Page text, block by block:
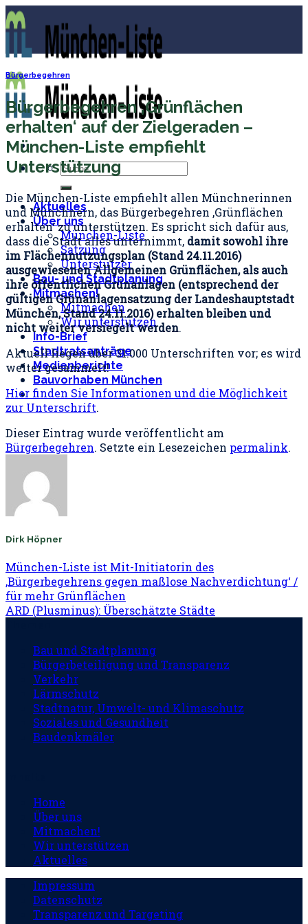
Skip
to
Aktuelles
Über uns
München-Liste
Satzung
Unterstützer
Bau- und Stadtplanung
Mitmachen!
Mitmachen
Wir unterstützen
Info-Brief
Stadtratsanträge
Medienberichte
Bauvorhaben München
Bürgerbegehren
Bürgerbegehren ‚Grünflächen
erhalten‘ auf der Zielgeraden –
München-Liste empfiehlt
Unterstützung
Die München-Liste empfiehlt allen Münchnerinnen
und Münchnern, das Bürgerbegehren ‚Grünflächen
erhalten‘ zu unterstützen. Es spricht sich dafür aus,
dass die Stadt alles unternimmt, damit sowohl ihre
im Flächennutzungsplan (Stand 24.11.2016)
ausgewiesenen Allgemeinen Grünflächen, als auch
ihre öffentlichen Grünanlagen (entsprechend der
gültigen Grünanlagensatzung der Landeshauptstadt
München, Stand 24.11.2016) erhalten bleiben und
nicht weiter versiegelt werden.
Aktuell liegen über 31.000 Unterschriften vor; es wird
weiter gesammelt!
Hier finden Sie Informationen und die Möglichkeit
zur Unterschrift.
Dieser Eintrag wurde veröffentlicht am
Bürgerbegehren. Setzte ein Lesezeichen permalink.
Dirk Höpner
München-Liste ist Mit-Initiatorin des
‚Bürgerbegehrens gegen maßlose Nachverdichtung‘ /
für mehr Grünflächen
ARD (Plusminus): Überschätzte Städte
Bau und Stadtplanung
Bürgerbeteiligung und Transparenz
Verkehr
Lärmschutz
Stadtnatur, Umwelt- und Klimaschutz
Soziales und Gesundheit
Baudenkmäler
Home
Über uns
Mitmachen!
Wir unterstützen
Aktuelles
Impressum
Datenschutz
Transparenz und Targeting